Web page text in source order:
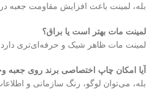
بله، لمینت باعث افزایش مقاومت جعبه
لمینت مات بهتر است یا براق؟
لمینت مات ظاهر شیک و حرفه‌ای‌تری
آیا امکان چاپ اختصاصی برند روی جعبه
بله، می‌توان لوگو، رنگ سازمانی و